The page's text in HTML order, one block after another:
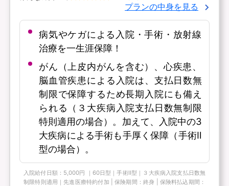
プランの中身を見る
病気やケガによる入院・手術・放射線
治療を一生涯保障！
がん（上皮内がんを含む）、心疾患、
脳血管疾患による入院は、支払日数無
制限で保障するため長期入院にも備え
られる（３大疾病入院支払日数無制限
特則適用の場合）。加えて、入院中の3
大疾病による手術も手厚く保障（手術Ⅱ
型の場合）。
入院給付日額：5,000円 ｜60日型｜手術Ⅱ型｜３大疾病入院支払日数無
制限特則適用｜先進医療特約付加 | 保険期間：終身 | 保険料払込期間：